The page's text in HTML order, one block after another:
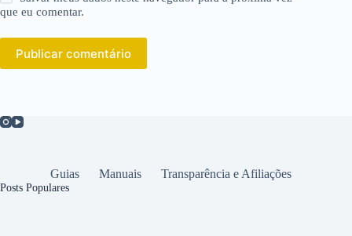
que eu comentar.
Publicar comentário
Guias Manuais Transparência e Afiliações
Posts Populares